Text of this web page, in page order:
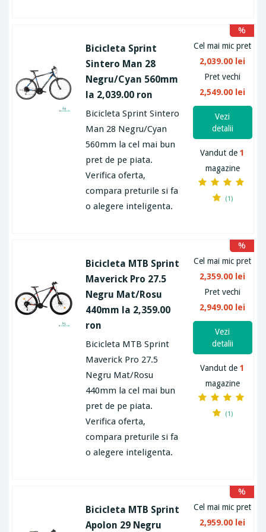
Bicicleta Sprint
Sintero Man 28
Negru/Cyan 560mm
la 2,039.00 ron
Bicicleta Sprint Sintero
Man 28 Negru/Cyan
560mm la cel mai bun
pret de pe piata.
Verifica oferta,
compara preturile si fa
o alegere inteligenta.
Cel mai mic pret
2,039.00 lei
Pret vechi
2,549.00 lei
%
Vezi
detalii
Vandut de1
magazine
(1)
Bicicleta MTB Sprint
Maverick Pro 27.5
Negru Mat/Rosu
440mm la 2,359.00
ron
Bicicleta MTB Sprint
Maverick Pro 27.5
Negru Mat/Rosu
440mm la cel mai bun
pret de pe piata.
Verifica oferta,
compara preturile si fa
o alegere inteligenta.
Cel mai mic pret
2,359.00 lei
Pret vechi
2,949.00 lei
%
Vezi
detalii
Vandut de1
magazine
(1)
Bicicleta MTB Sprint
Apolon 29 Negru
Cel mai mic pret
2,959.00 lei
%